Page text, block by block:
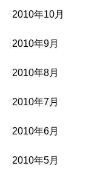
2010年10月
2010年9月
2010年8月
2010年7月
2010年6月
2010年5月